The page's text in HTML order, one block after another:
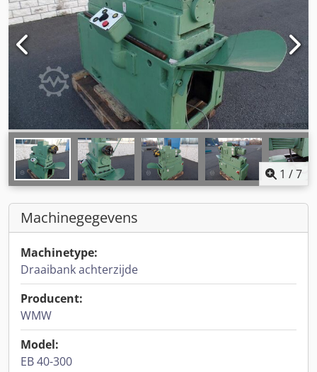
1 /7
Machinegegevens
Machinetype:
Draaibank achterzijde
Producent:
WMW
Model:
EB 40-300